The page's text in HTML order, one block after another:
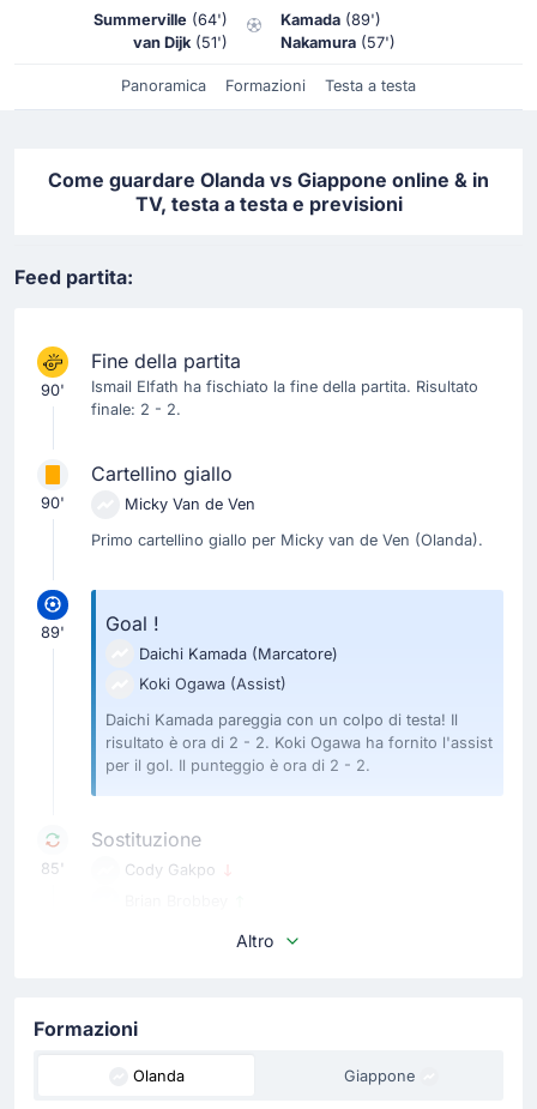
Summerville (64')
van Dijk (51')
Kamada (89')
Nakamura (57')
Panoramica Formazioni Testa a testa
Come guardare Olanda vs Giappone online & in
TV, testa a testa e previsioni
Feed partita:
90'
Fine della partita
Ismail Elfath ha fischiato la fine della partita. Risultato
finale: 2 - 2.
90'
Cartellino giallo
Micky Van de Ven
Primo cartellino giallo per Micky van de Ven (Olanda).
89' Goal !
Daichi Kamada (Marcatore)
Koki Ogawa (Assist)
Daichi Kamada pareggia con un colpo di testa! Il
risultato è ora di 2 - 2. Koki Ogawa ha fornito l'assist
per il gol. Il punteggio è ora di 2 - 2.
85'
Sostituzione
Cody Gakpo
Ronald Koeman realizza il suo quinto cambio con Brian
Sostituzione
Kento Shiogai
Altro
Formazioni
Olanda Giappone